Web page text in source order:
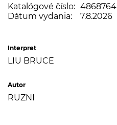
Katalógové číslo: 4868764
Dátum vydania:
7.8.2026
Interpret
LIU BRUCE
Autor
RUZNI